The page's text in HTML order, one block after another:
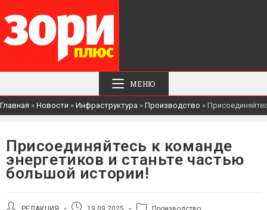
МЕНЮ
Главная » Новости » Инфраструктура » Производство »
Присоединяйтесь к команде
энергетиков и станьте частью
большой истории!
Автор
Запись
Рубрика